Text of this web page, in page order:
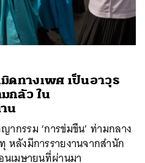
ดทางเพศ เป็นอาวุธ
กลัว ใน
น
กรรม ‘การข่มขืน’ ท่ามกลาง
หลังมีการรายงานจากสำนัก
นเมษายนที่ผ่านมา